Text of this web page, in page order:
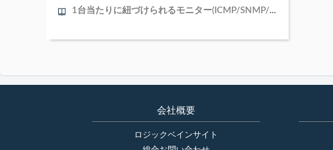
1台当たりに紐づけられるモニター(ICMP/SNMP/Trap受信)数の上限目安はありますか？
会社概要
ロジックベインサイト